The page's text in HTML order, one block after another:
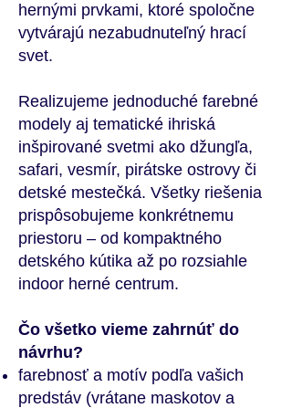
hernými prvkami, ktoré spoločne
vytvárajú nezabudnuteľný hrací
svet.
Realizujeme jednoduché farebné
modely aj tematické ihriská
inšpirované svetmi ako džungľa,
safari, vesmír, pirátske ostrovy či
detské mestečká. Všetky riešenia
prispôsobujeme konkrétnemu
priestoru – od kompaktného
detského kútika až po rozsiahle
indoor herné centrum.
Čo všetko vieme zahrnúť do
návrhu?
farebnosť a motív podľa vašich
predstáv (vrátane maskotov a